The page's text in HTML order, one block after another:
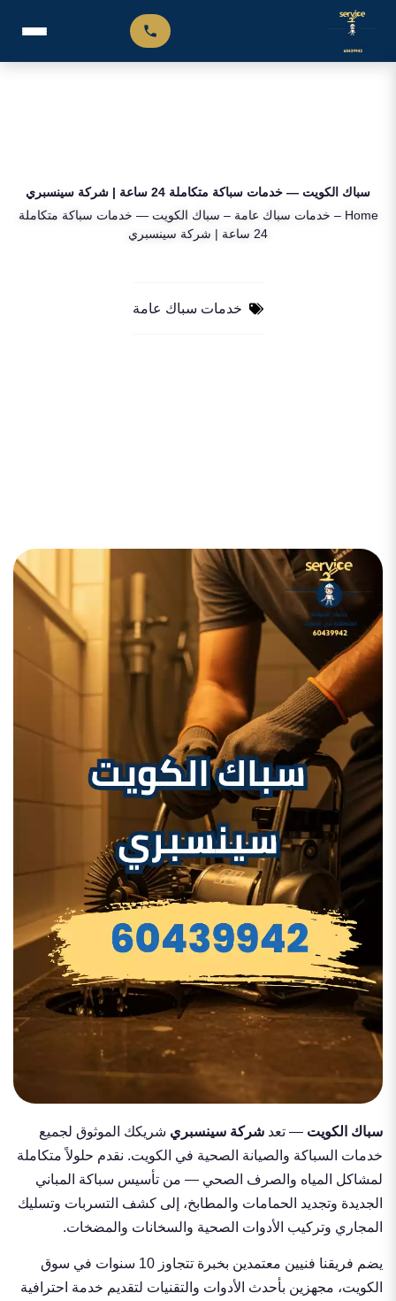
سباك الكويت — خدمات سباكة متكاملة 24 ساعة | شركة سينسبري
Home
– خدمات سباك عامة – سباك الكويت — خدمات سباكة متكاملة
24 ساعة | شركة سينسبري
خدمات سباك عامة
سباك الكويت — تعد شركة سينسبري شريكك الموثوق لجميع
خدمات السباكة والصيانة الصحية في الكويت. نقدم حلولاً متكاملة
لمشاكل المياه والصرف الصحي — من تأسيس سباكة المباني
الجديدة وتجديد الحمامات والمطابخ، إلى كشف التسربات وتسليك
المجاري وتركيب الأدوات الصحية والسخانات والمضخات.
يضم فريقنا فنيين معتمدين بخبرة تتجاوز 10 سنوات في سوق
الكويت، مجهزين بأحدث الأدوات والتقنيات لتقديم خدمة احترافية